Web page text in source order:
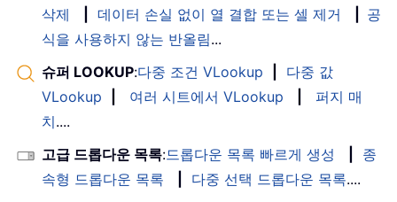
삭제
데이터 손실 없이 열 결합 또는 셀 제거
공
식을 사용하지 않는 반올림...
슈퍼 LOOKUP:다중 조건 VLookup
다중 값
VLookup
여러 시트에서 VLookup
퍼지 매
치....
고급 드롭다운 목록:드롭다운 목록 빠르게 생성
종
속형 드롭다운 목록
다중 선택 드롭다운 목록....